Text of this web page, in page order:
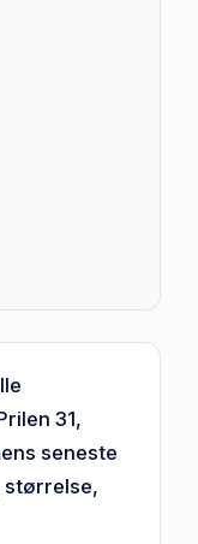
31,
seneste
størrelse,